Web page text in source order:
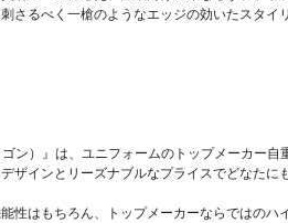
さるべく一槍のようなエッジの効いたスタイ
ゴン）』は、ユニフォームのトップメーカー
ザインとリーズナブルなプライスでどなたに
性はもちろん、トップメーカーならではのハ